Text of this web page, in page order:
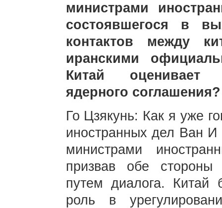
министрами
состоявшегося в
контактов между
иранскими
Китай оценивает
ядерного соглашения?
Го Цзякунь: Как я уже
иностранных дел Ван И
министрами
призвав обе стороны
путем диалога. Китай
роль в